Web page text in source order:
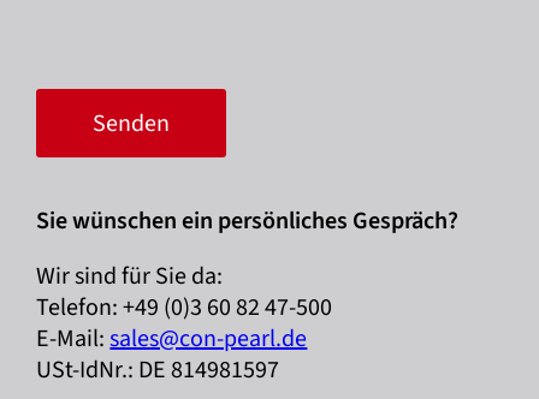
Sie wünschen ein persönliches Gespräch?
Wir sind für Sie da:
Telefon: +49 (0)3 60 82 47-500
E-Mail:sales@con-pearl.de
USt-IdNr.: DE 814981597